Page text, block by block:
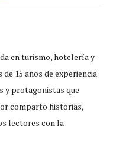
en turismo, hotelería y
15 años de experiencia
y protagonistas que
comparto historias,
lectores con la